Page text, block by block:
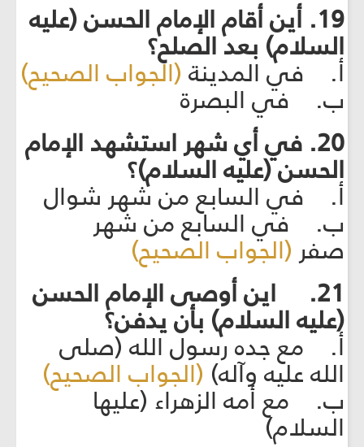
19. أين أقام الإمام الحسن (عليه
السلام) بعد الصلح؟
أ. في المدينة (الجواب الصحيح)
ب. في البصرة
20. في أي شهر استشهد الإمام
الحسن (عليه السلام)؟
أ. في السابع من شهر شوال
ب. في السابع من شهر
صفر (الجواب الصحيح)
21. اين أوصى الإمام الحسن
(عليه السلام) بأن يدفن؟
أ. مع جده رسول الله (صلى
الله عليه وآله) (الجواب الصحيح)
ب. مع أمه الزهراء (عليها
السلام)